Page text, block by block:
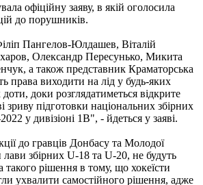
офіційну заяву, в якій оголосила
до порушників.
Пангелов-Юлдашев, Віталій
Олександр Пересунько, Микита
а також представник Краматорська
права виходити на лід у будь-яких
доки розглядатиметься відкрите
зриву підготовки національних збірних
у дивізіоні 1В", - йдеться у заяві.
до гравців Донбасу та Молодої
лави збірних U-18 та U-20, не будуть
такого рішення в тому, що хокеїсти
ухвалити самостійного рішення, адже